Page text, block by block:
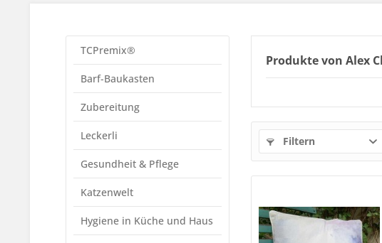
TCPremix®
Barf-Baukasten
Zubereitung
Leckerli
Gesundheit & Pflege
Katzenwelt
Hygiene in Küche und Haus
Produkte von Alex
Filtern